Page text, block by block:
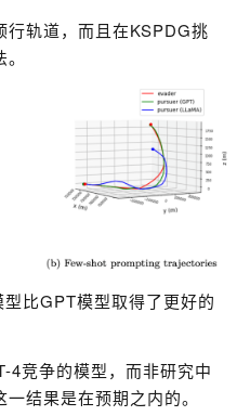
行轨道，而且在KSPDG挑
型比GPT模型取得了更好的
4竞争的模型，而非研究中
结果是在预期之内的。